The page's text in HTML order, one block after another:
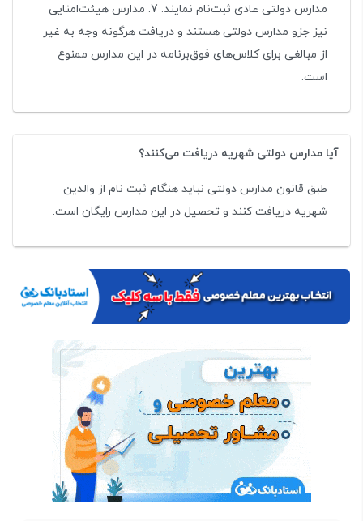
مدارس دولتی عادی ثبت‌نام نمایند. 7. مدارس هیئت‌امنایی
نیز جزو مدارس دولتی هستند و دریافت هرگونه وجه به غیر
از مبالغی برای کلاس‌های فوق‌برنامه در این مدارس ممنوع
است.
آیا مدارس دولتی شهریه دریافت می‌کنند؟
طبق قانون مدارس دولتی نباید هنگام ثبت نام از والدین
شهریه دریافت کنند و تحصیل در این مدارس رایگان است.